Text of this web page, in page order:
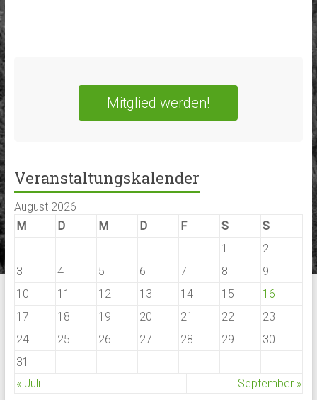
Mitglied werden!
Veranstaltungskalender
August 2026
M
D M D F S
S
1
2
3
4 5 6 7 8
9
10
11 12 13 14 15
16
17
18 19 20 21 22
23
24
25 26 27 28 29
30
31
« Juli
September »